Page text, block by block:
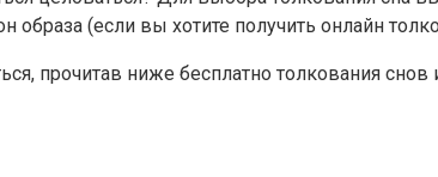
(если вы хотите получить онлайн
прочитав ниже бесплатно толкования